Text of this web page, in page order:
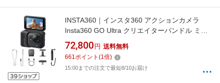
INSTA360｜インスタ360 アクションカメラ
Insta360 GO Ultra クリエイターバンドル ミッ
ドナイトブラック CINSABEA-GOULTRA06 [4K
対応 /防水]
72,800 円 送料無料
661ポイント (1倍)
15:00までの注文で最短8/10お届け